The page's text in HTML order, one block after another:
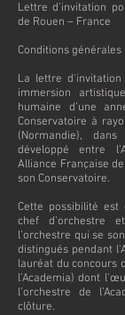
Lettre d'invitation
de Rouen – France
Conditions générales
La lettre d'invitation
immersion
humaine d’une
Conservatoire à
(Normandie),
développé entre
Alliance Française
son Conservatoire.
Cette possibilité
chef d’orchestre
l’orchestre qui se
distingués pendant
lauréat du concours
l’Academia) dont
l’orchestre de
clôture.